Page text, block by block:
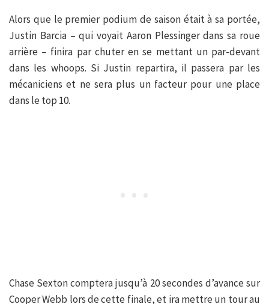
Alors que le premier podium de saison était à sa portée,
Justin Barcia – qui voyait Aaron Plessinger dans sa roue
arrière – finira par chuter en se mettant un par-devant
dans les whoops. Si Justin repartira, il passera par les
mécaniciens et ne sera plus un facteur pour une place
dans le top 10.
Chase Sexton comptera jusqu’à 20 secondes d’avance sur
Cooper Webb lors de cette finale, et ira mettre un tour au